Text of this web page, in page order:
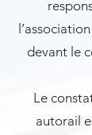
devant le
Le
autorail